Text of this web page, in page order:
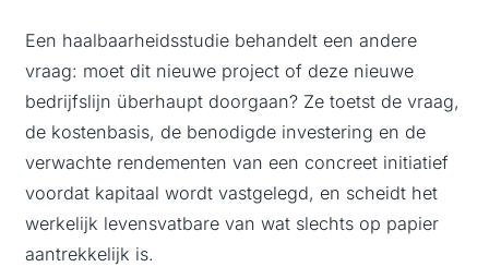
Een haalbaarheidsstudie behandelt een andere
vraag: moet dit nieuwe project of deze nieuwe
bedrijfslijn überhaupt doorgaan? Ze toetst de vraag,
de kostenbasis, de benodigde investering en de
verwachte rendementen van een concreet initiatief
voordat kapitaal wordt vastgelegd, en scheidt het
werkelijk levensvatbare van wat slechts op papier
aantrekkelijk is.